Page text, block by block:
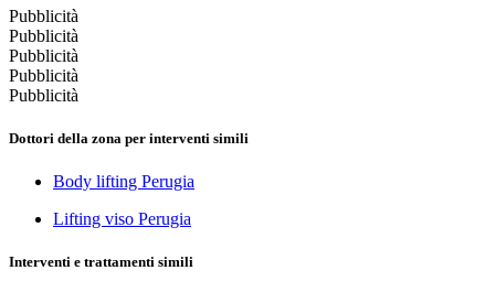
Pubblicità
Pubblicità
Pubblicità
Pubblicità
Pubblicità
Dottori della zona per interventi simili
Body lifting Perugia
Lifting viso Perugia
Interventi e trattamenti simili